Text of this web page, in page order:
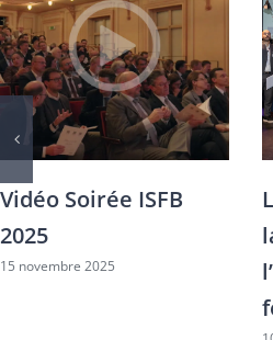
Création de
l’Observatoire des
compétences